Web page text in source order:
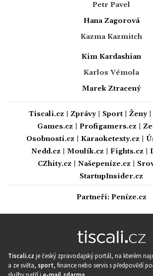
Petr Pavel
Hana Zagorová
Kazma Kazmitch
Kim Kardashian
Karlos Vémola
Marek Ztracený
Tiscali.cz Zprávy| Sport| Ženy|
Games.cz
Profigamers.cz
Osobnosti.cz
Karaoketexty.cz
Nedd.cz
Moulík.cz Fights.cz
CZhity.cz
Našepeníze.cz
StartupInsider.cz
Partneři: Peníze.cz
Tiscali.cz je český zpravodajský portál, na kterém
a ze světa, sport, finance nebo servis s předpovědí